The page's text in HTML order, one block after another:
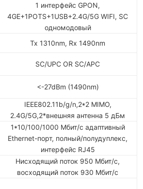
1 интерфейс GPON,
4GE+1POTS+1USB+2.4G/5G WIFI, SC
одномодовый
Tx 1310nm, Rx 1490nm
SC/UPC OR SC/APC
<-27dBm (1490nm)
IEEE802.11b/g/n,2*2 MIMO,
2.4G/5G,2*внешняя антенна 5 дБм
1*10/100/1000 Мбит/с адаптивный
Ethernet-порт, полный/полудуплекс,
интерфейс RJ45
Нисходящий поток 950 Мбит/с,
восходящий поток 930 Мбит/с